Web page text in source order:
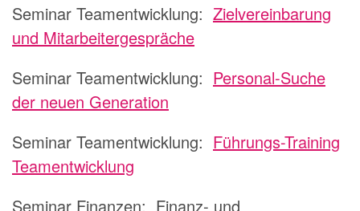
Seminar Teamentwicklung: Zielvereinbarung
und Mitarbeitergespräche
Seminar Teamentwicklung: Personal-Suche
der neuen Generation
Seminar Teamentwicklung: Führungs-Training
Teamentwicklung
Seminar Finanzen: Finanz- und